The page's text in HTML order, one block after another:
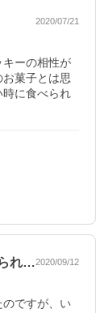
2020/07/21
キーの相性が
菓子とは思
時に食べられ
れ…2020/09/12
ですが、い